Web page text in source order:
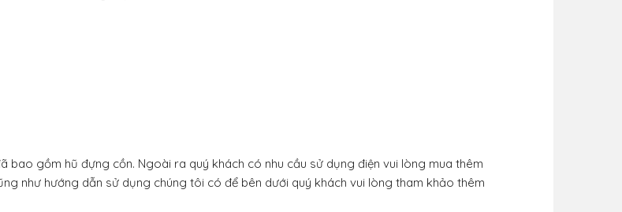
gồm hũ đựng cồn. Ngoài ra quý khách có nhu cầu sử dụng điện vui lòng mua thêm
như hướng dẫn sử dụng chúng tôi có để bên dưới quý khách vui lòng tham khảo thêm